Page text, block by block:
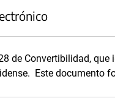
de Convertibilidad,
Este documento